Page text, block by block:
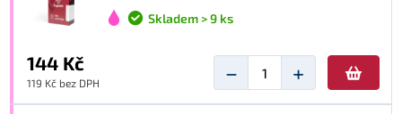
Skladem > 9 ks
144 Kč
119 Kč bez DPH − +